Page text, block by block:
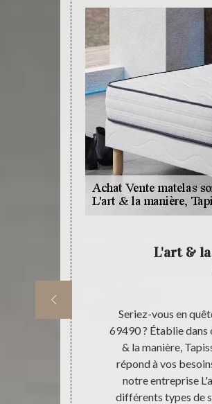
L'art & la
Seriez-vous en
69490 ? Établie dans
& la manière,
répond à vos
notre entreprise
différents types de